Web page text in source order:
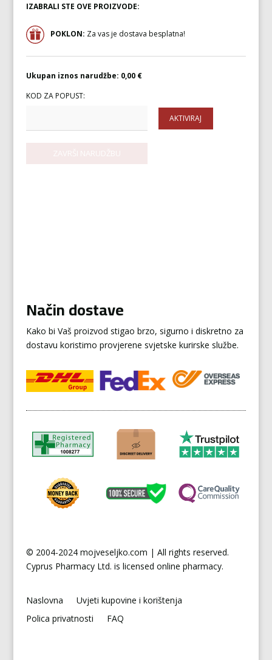
IZABRALI STE OVE PROIZVODE:
POKLON: Za vas je dostava besplatna!
Ukupan iznos narudžbe: 0,00 €
KOD ZA POPUST:
AKTIVIRAJ
Način dostave
Kako bi Vaš proizvod stigao brzo, sigurno i diskretno za
dostavu koristimo provjerene svjetske kurirske službe.
© 2004-2024 mojveseljko.com | All rights reserved.
Cyprus Pharmacy Ltd. is licensed online pharmacy.
Naslovna
Uvjeti kupovine i korištenja
Polica privatnosti
FAQ